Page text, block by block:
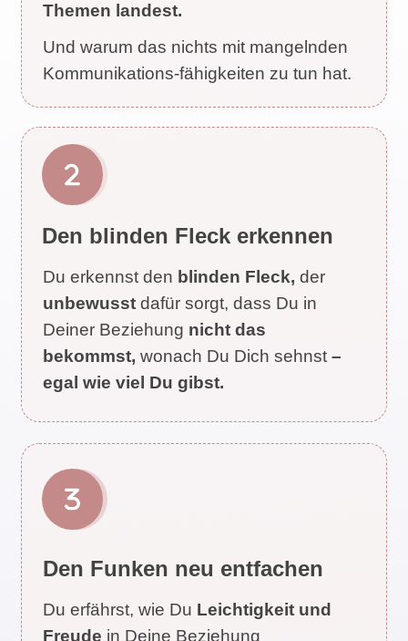
Themen landest.
Und warum das nichts mit mangelnden
Kommunikations-fähigkeiten zu tun hat.
Den blinden Fleck erkennen
Du erkennst den blinden Fleck, der
unbewusst dafür sorgt, dass Du in
Deiner Beziehung nicht das
bekommst, wonach Du Dich sehnst –
egal wie viel Du gibst.
Den Funken neu entfachen
Du erfährst, wie Du Leichtigkeit und
Freude in Deine Beziehung